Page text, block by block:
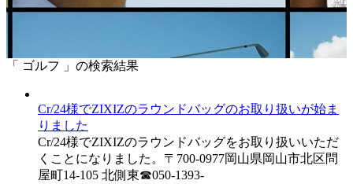
「 ゴルフ 」の検索結果
Cr/24様でZIXIZのラウンドバッグのお取り扱いが始ま
りました
Cr/24様でZIXIZのラウンドバッグをお取り扱いいただ
くことになりました。〒700-0977岡山県岡山市北区問
屋町14-105 北側東☎︎050-1393-